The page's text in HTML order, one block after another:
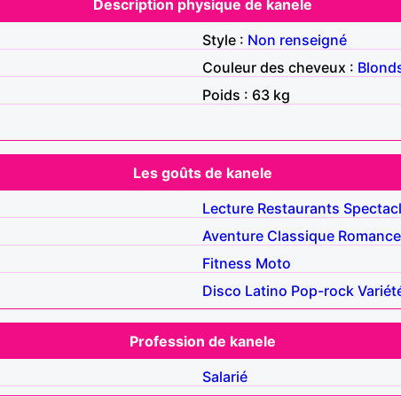
Description physique de kanele
Style : Non renseigné
Couleur des cheveux :
Poids : 63 kg
Les goûts de kanele
Lecture Restaurants
Aventure Classique Romance
Fitness Moto
Disco Latino Pop-rock
Profession de kanele
Salarié